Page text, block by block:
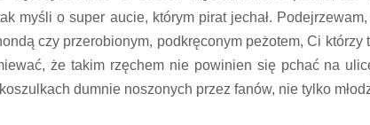
myśli o super aucie, którym pirat jechał.
czy przerobionym, podkręconym peżotem, Ci którzy
że takim rzęchem nie powinien się pchać na
dumnie noszonych przez fanów, nie tylko